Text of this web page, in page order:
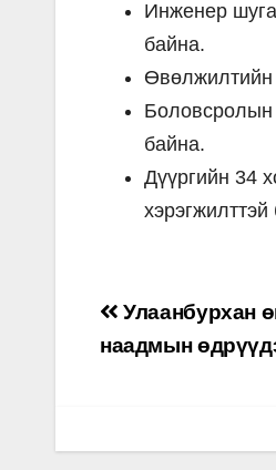
Инженер
байна.
Өвөлжилтийн
Боловсролын
байна.
Дүүргийн 34
Post
Улаанбурхан
наадмын